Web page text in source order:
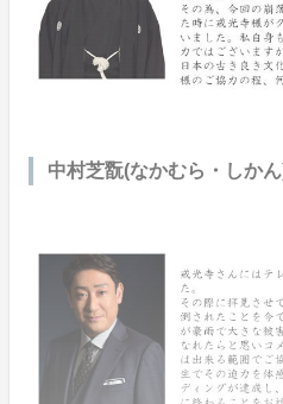
中村芝翫(なかむら・しか